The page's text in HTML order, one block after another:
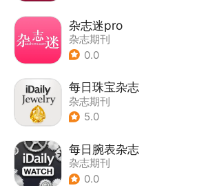
杂志迷pro
杂志期刊
0.0
每日珠宝杂志
杂志期刊
5.0
每日腕表杂志
杂志期刊
0.0